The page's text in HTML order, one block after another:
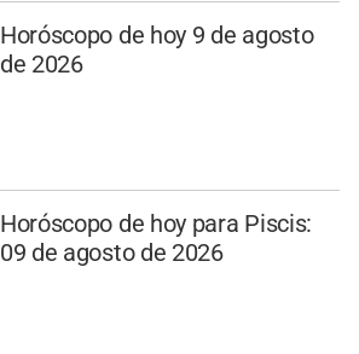
Horóscopo de hoy 9 de agosto
de 2026
Horóscopo de hoy para Piscis:
09 de agosto de 2026